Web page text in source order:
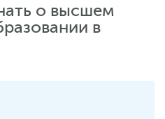
о высшем
в